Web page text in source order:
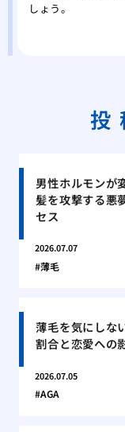
しょう。
投
男性ホルモンが
髪を攻撃する悪
セス
2026.07.07
薄毛
薄毛を気にしな
割合と恋愛への
2026.07.05
AGA